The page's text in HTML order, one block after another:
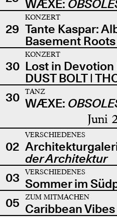
WÆXE:
29
KONZERT
Tante Kaspar:
Basement Roots
30
KONZERT
Lost in Devotion
DUST BOLT |
30
TANZ
WÆXE:
Juni
02
VERSCHIEDENES
der Architektur
03
VERSCHIEDENES
Sommer im
05
ZUM MITMACHEN
Caribbean Vibes